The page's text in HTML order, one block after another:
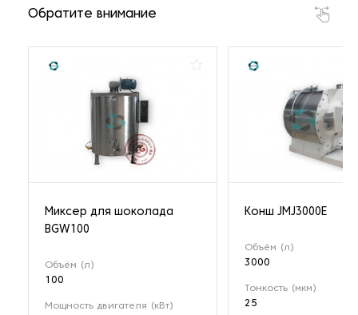
Обратите внимание
Миксер для шоколада
BGW100
Объём (л)
100
Мощность двигателя (кВт)
Конш JMJ3000E
Объём (л)
3000
Тонкость (мкм)
25